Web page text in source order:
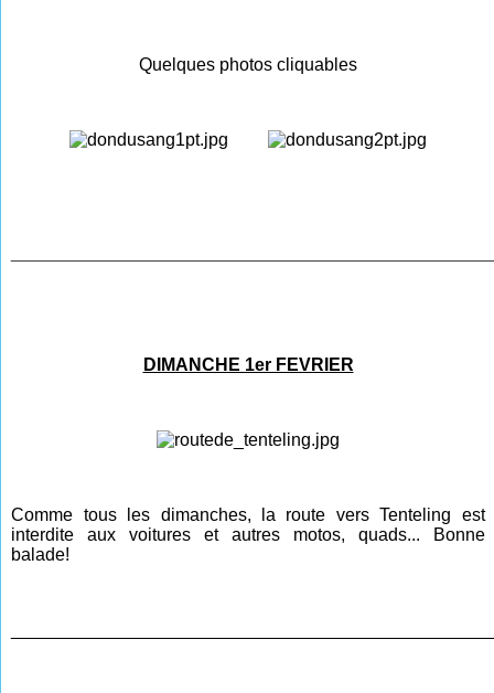
Quelques photos cliquables
DIMANCHE 1er FEVRIER
Comme tous les dimanches, la route vers Tenteling est
interdite aux voitures et autres motos, quads... Bonne
balade!